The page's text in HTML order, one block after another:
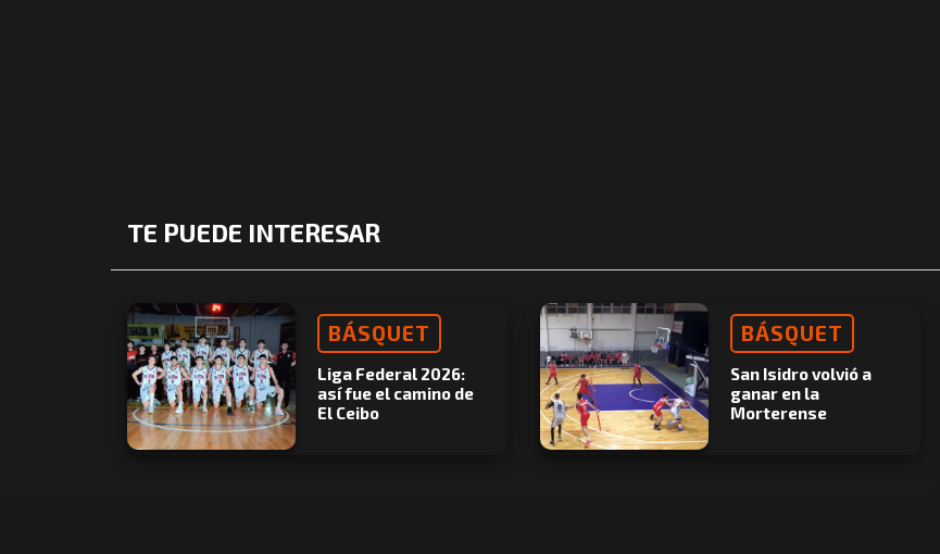
TE PUEDE INTERESAR
BÁSQUET
Liga Federal 2026:
así fue el camino de
El Ceibo
BÁSQUET
San Isidro volvió a
ganar en la
Morterense